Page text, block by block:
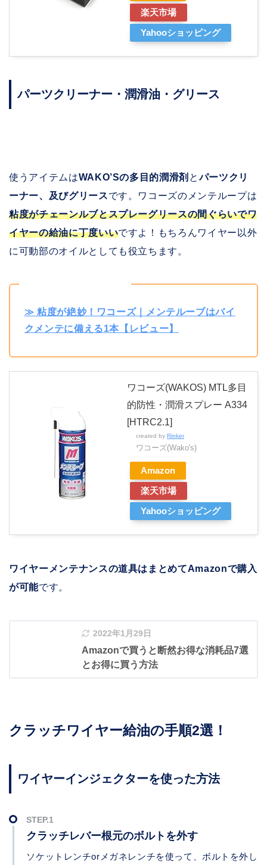
楽天市場
Yahooショッピング
パーツクリーナー・潤滑油・グリース
使うアイテムはWAKO’Sの多目的潤滑剤 とパーツクリ
ーナー、及びグリースです。ワコーズのメンテループは
粘度がチェーンルブとスプレーグリースの間ぐらいでワ
イヤーの給油に丁度いいですよ！もちろんワイヤー以外
に可動部のオイルとしても役立ちます。
≫ 粘度が絶妙！ワコーズ｜メンテルーブはバイ
クメンテに備える1本【レビュー】
ワコーズ(WAKOS) MTL多目
的防性・潤滑スプレー A334
[HTRC2.1]
created by Rinker
ワコーズ(Wako's)
Amazon
楽天市場
Yahooショッピング
ワイヤーメンテナンスの道具はまとめてAmazonで購入
が可能です。
2022年1月29日
Amazonで買うと断然お得な消耗品7選
とお得に買う方法
クラッチワイヤー給油の手順2選！
ワイヤーインジェクターを使った方法
クラッチレバー根元のボルトを外す
ソケットレンチorメガネレンチを使って、ボルトを外し